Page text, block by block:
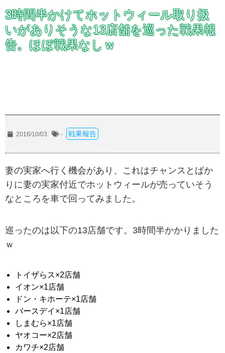
3時間半かけてホットウィール取り扱
いがありそうな13店舗を巡った戦果報
告。ほぼ戦果なしｗ
2016/10/03 - 戦果報告
妻の実家へ行く機会があり、これはチャンスとばか
りに妻の実家付近でホットウィールが売っていそう
なところを車で回ってみました。
巡ったのは以下の13店舗です。3時間半かかりました
ｗ
トイザらス×2店舗
イオン×1店舗
ドン・キホーテ×1店舗
バースデイ×1店舗
しまむら×1店舗
ヤオコー×2店舗
カワチ×2店舗